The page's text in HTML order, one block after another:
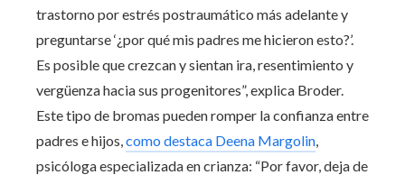
trastorno por estrés postraumático más adelante y
preguntarse ‘¿por qué mis padres me hicieron esto?’.
Es posible que crezcan y sientan ira, resentimiento y
vergüenza hacia sus progenitores”, explica Broder.
Este tipo de bromas pueden romper la confianza entre
padres e hijos, como destaca Deena Margolin
psicóloga especializada en crianza: “Por favor, deja de